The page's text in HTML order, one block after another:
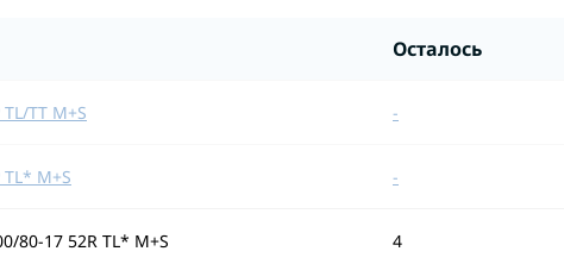
Осталось
TT M+S -
M+S -
80-17 52R TL* M+S 4